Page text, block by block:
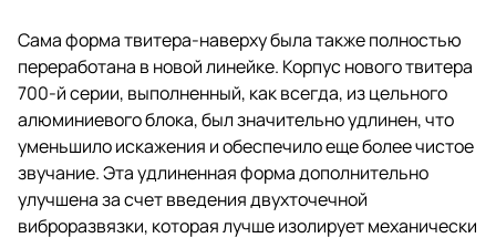
Сама форма твитера-наверху была также полностью
переработана в новой линейке. Корпус нового твитера
700-й серии, выполненный, как всегда, из цельного
алюминиевого блока, был значительно удлинен, что
уменьшило искажения и обеспечило еще более чистое
звучание. Эта удлиненная форма дополнительно
улучшена за счет введения двухточечной
виброразвязки, которая лучше изолирует механически